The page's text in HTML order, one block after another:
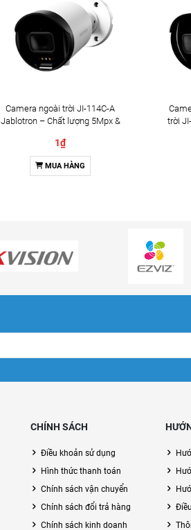
Camera ngoài trời JI-114C-A
Jablotron – Chất lượng 5Mpx &
1₫
MUA HÀNG
trời
CHÍNH SÁCH
Điều khoản sử dụng
Hình thức thanh toán
Chính sách vận chuyển
Chính sách đổi trả hàng
Chính sách kinh doanh